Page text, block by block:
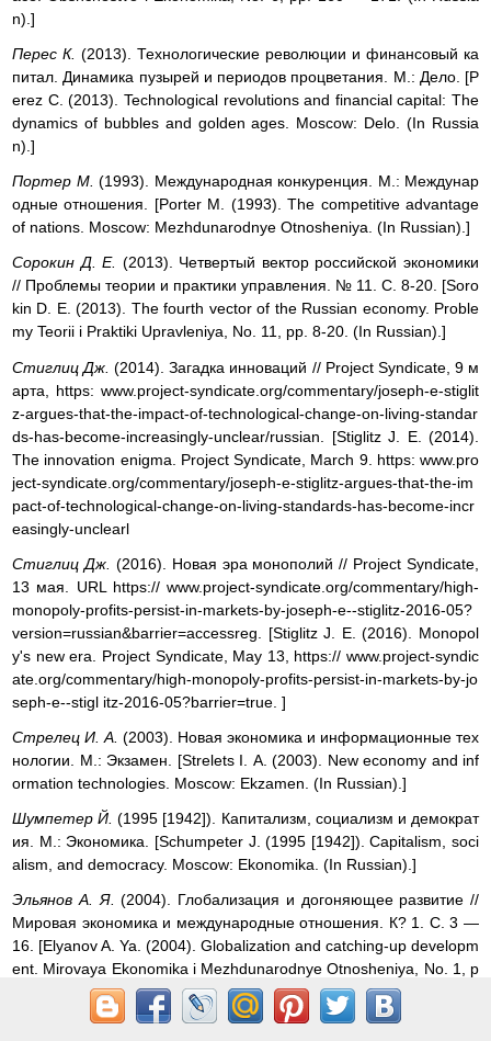
n).]
Перес К. (2013). Технологические революции и финансовый ка
питал. Динамика пузырей и периодов процветания. М.: Дело. [P
erez С. (2013). Technological revolutions and financial capital: The
dynamics of bubbles and golden ages. Moscow: Delo. (In Russia
n).]
Портер M. (1993). Международная конкуренция. M.: Междунар
одные отношения. [Porter М. (1993). The competitive advantage
of nations. Moscow: Mezhdunarodnye Otnosheniya. (In Russian).]
Сорокин Д. E. (2013). Четвертый вектор российской экономики
// Проблемы теории и практики управления. № 11. С. 8-20. [Soro
kin D. Е. (2013). The fourth vector of the Russian economy. Proble
my Teorii і Praktiki Upravleniya, No. 11, pp. 8-20. (In Russian).]
Стиглиц Дж. (2014). Загадка инноваций // Project Syndicate, 9 м
арта, https: www.project-syndicate.org/commentary/joseph-e-stiglit
z-argues-that-the-impact-of-technological-change-on-living-standar
ds-has-become-increasingly-unclear/russian. [Stiglitz J. E. (2014).
The innovation enigma. Project Syndicate, March 9. https: www.pro
ject-syndicate.org/commentary/joseph-e-stiglitz-argues-that-the-im
pact-of-technological-change-on-living-standards-has-become-incr
easingly-unclearl
Стиглиц Дж. (2016). Новая эра монополий // Project Syndicate,
13 мая. URL https:// www.project-syndicate.org/commentary/high-
monopoly-profits-persist-in-markets-by-joseph-e--stiglitz-2016-05?
version=russian&barrier=accessreg. [Stiglitz J. E. (2016). Monopol
y's new era. Project Syndicate, May 13, https:// www.project-syndic
ate.org/commentary/high-monopoly-profits-persist-in-markets-by-jo
seph-e--stigl itz-2016-05?barrier=true. ]
Стрелец И. A. (2003). Новая экономика и информационные тех
нологии. М.: Экзамен. [Strelets I. А. (2003). New economy and inf
ormation technologies. Moscow: Ekzamen. (In Russian).]
Шумпетер Й.(1995 [1942]). Капитализм, социализм и демократ
ия. М.: Экономика. [Schumpeter J. (1995 [1942]). Capitalism, soci
alism, and democracy. Moscow: Ekonomika. (In Russian).]
Эльянов А. Я.(2004). Глобализация и догоняющее развитие //
Мировая экономика и международные отношения. К? 1. С. 3 —
16. [Elyanov A. Ya. (2004). Globalization and catching-up developm
ent. Mirovaya Ekonomika і Mezhdunarodnye Otnosheniya, No. 1, p
p. 3 — 16. (In Russian).]
Ahearne A. G., Shinada N.(2005). Zombie firms and economic sta